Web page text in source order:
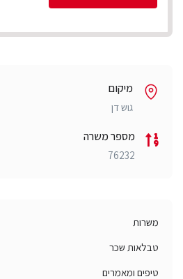
מיקום
גוש דן
מספר משרה
76232
משרות
טבלאות שכר
טיפים ומאמרים